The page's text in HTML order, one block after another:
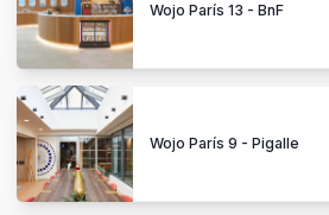
Wojo París 13 - BnF
Wojo París 9 - Pigalle